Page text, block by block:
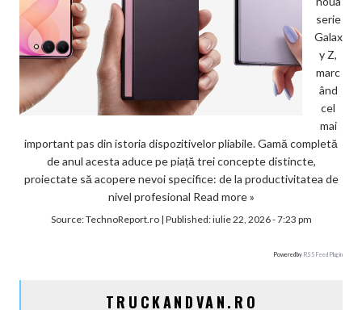
serie
Galax
y Z,
marc
ând
cel
mai
important pas din istoria dispozitivelor pliabile. Gamă completă
de anul acesta aduce pe piață trei concepte distincte,
proiectate să acopere nevoi specifice: de la productivitatea de
nivel profesional Read more »
Source:TechnoReport.ro| Published:iulie 22, 2026 - 7:23 pm
Powered by RSS Feed Plugin
TRUCKANDVAN.RO